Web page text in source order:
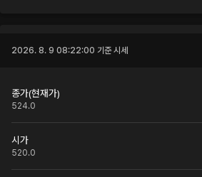
2026. 8. 9 08:22:00 기준 시세
종가(현재가)
524.0
시가
520.0